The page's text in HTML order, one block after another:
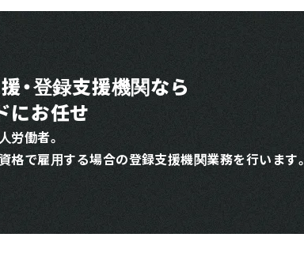
・登録支援機関なら
にお任せ
労働者。
格で雇用する場合の登録支援機関業務を行います。